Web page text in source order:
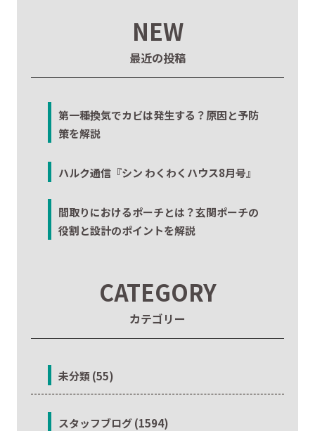
NEW
最近の投稿
第一種換気でカビは発生する？原因と予防
策を解説
ハルク通信『シン わくわくハウス8月号』
間取りにおけるポーチとは？玄関ポーチの
役割と設計のポイントを解説
CATEGORY
カテゴリー
未分類 (55)
スタッフブログ (1594)